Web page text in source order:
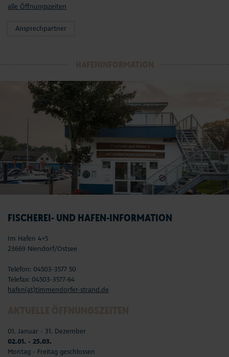
alle Öffnungszeiten
Ansprechpartner
FISCHEREI- UND HAFEN-INFORMATION
Im Hafen 4+5
23669 Niendorf/Ostsee
Telefon: 04503-3577 50
Telefax: 04503-3577-64
hafen(at)timmendorfer-strand.de
01. Januar - 31. Dezember
02.01. - 25.03.
Montag - Freitag geschlossen